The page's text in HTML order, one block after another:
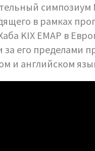
в рамках
KIX EMAP в
за его пределами
и английском